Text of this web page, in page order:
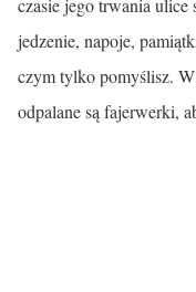
czasie jego trwania ulice
jedzenie, napoje,
czym tylko pomyślisz.
odpalane są fajerwerki,